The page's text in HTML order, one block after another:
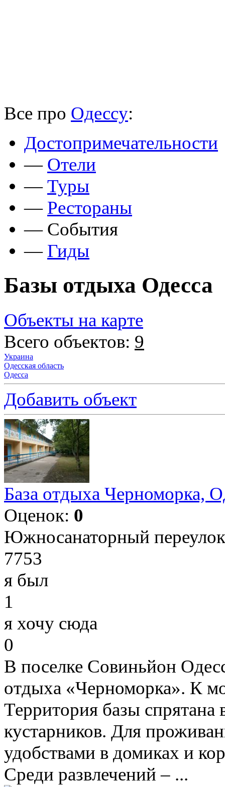
Все про Одессу:
Достопримечательности
— Отели
— Туры
— Рестораны
— События
— Гиды
Базы отдыха Одесса
Объекты на карте
Всего объектов: 9
Украина
Одесская область
Одесса
Добавить объект
База отдыха Черноморка,
Оценок: 0
Южносанаторный
7753
я был
1
я хочу сюда
0
В поселке Совиньйон
отдыха «Черноморка». К
Территория базы спрятана
кустарников. Для
удобствами в домиках и
Среди развлечений – ...